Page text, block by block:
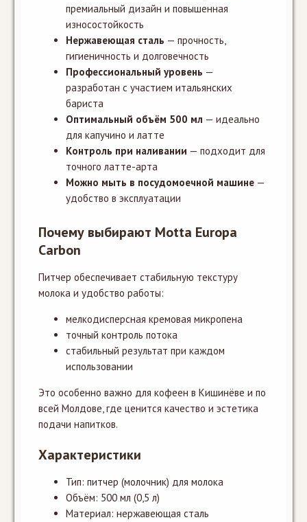
премиальный дизайн и повышенная
износостойкость
Нержавеющая сталь — прочность,
гигиеничность и долговечность
Профессиональный уровень —
разработан с участием итальянских
бариста
Оптимальный объём 500 мл — идеально
для капучино и латте
Контроль при наливании — подходит для
точного латте-арта
Можно мыть в посудомоечной машине —
удобство в эксплуатации
Почему выбирают Motta Europa
Carbon
Питчер обеспечивает стабильную текстуру
молока и удобство работы:
мелкодисперсная кремовая микропена
точный контроль потока
стабильный результат при каждом
использовании
Это особенно важно для кофеен в Кишинёве и по
всей Молдове, где ценится качество и эстетика
подачи напитков.
Характеристики
Тип: питчер (молочник) для молока
Объём: 500 мл (0,5 л)
Материал: нержавеющая сталь